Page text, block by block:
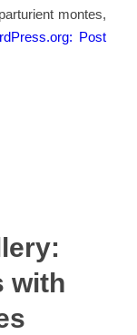
montes,
Post
with